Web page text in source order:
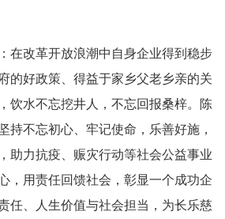
在改革开放浪潮中自身企业得到稳步
的好政策、得益于家乡父老乡亲的关
饮水不忘挖井人，不忘回报桑梓。陈
持不忘初心、牢记使命，乐善好施，
助力抗疫、赈灾行动等社会公益事业
，用责任回馈社会， 彰显一个成功企
任、人生价值与社会担当， 为长乐慈